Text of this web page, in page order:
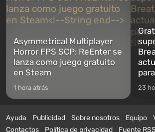
Asymmetrical Multiplayer
Horror FPS SCP: ReEnter se
lanza como juego gratuito
en Steam
1 hora atrás 23
Ayuda Publicidad Sobre nosotros Equipo
Contactos
Política de privacidad Fuente RSS